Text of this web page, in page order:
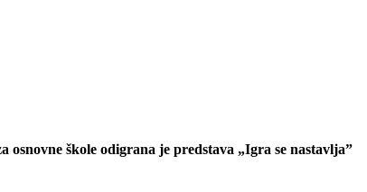
škole odigrana je predstava „Igra se nastavlja”